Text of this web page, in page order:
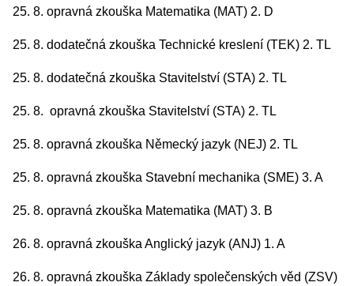
25. 8. opravná zkouška Matematika (MAT) 2. D
25. 8. dodatečná zkouška Technické kreslení (TEK) 2. TL
25. 8. dodatečná zkouška Stavitelství (STA) 2. TL
25. 8. opravná zkouška Stavitelství (STA) 2. TL
25. 8. opravná zkouška Německý jazyk (NEJ) 2. TL
25. 8. opravná zkouška Stavební mechanika (SME) 3. A
25. 8. opravná zkouška Matematika (MAT) 3. B
26. 8. opravná zkouška Anglický jazyk (ANJ) 1. A
26. 8. opravná zkouška Základy společenských věd (ZSV)